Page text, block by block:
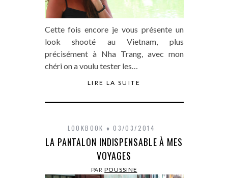
Cette fois encore je vous présente un
look shooté au Vietnam, plus
précisément à Nha Trang, avec mon
chéri on a voulu tester les…
LIRE LA SUITE
LOOKBOOK 03/03/2014
LA PANTALON INDISPENSABLE À MES
VOYAGES
PARPOUSSINE